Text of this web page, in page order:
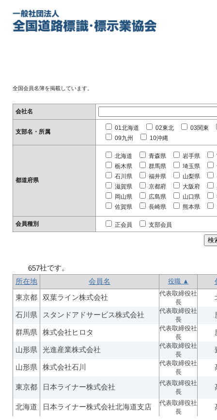
全国会員名簿を掲載しています。
会社名
支部名・所属
01北海道 02東北
03関東
09九州
10沖縄
都道府県
北海道 青森県 岩手県
栃木県
群馬県 埼玉県
石川県
福井県 山梨県
滋賀県
京都府 大阪府
岡山県
広島県 山口県
佐賀県
長崎県 熊本県
会員種別 正会員 支部会員
657社です。
所在地
会員名 役職 ▲
東京都 双葉ライン株式会社
代表取締役社
長
石川県 スタンドアドサービス株式会社
代表取締役社
長
群馬県 株式会社ヒロタ
代表取締役社
長
山形県 光進産業株式会社
代表取締役社
長
山形県 株式会社石川
代表取締役社
長
東京都 日本ライナー株式会社
代表取締役社
長
北海道 日本ライナー株式会社北海道支店
代表取締役社
長